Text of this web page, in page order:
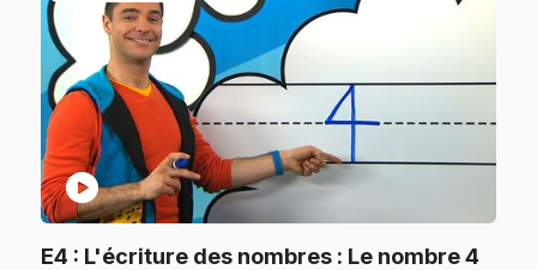
play_circle
E4 : L'écriture des nombres : Le nombre 4